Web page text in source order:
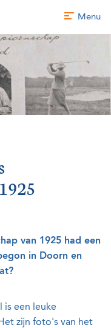
Menu
van 1925 had een
in Doorn en
is een leuke
zijn foto's van het